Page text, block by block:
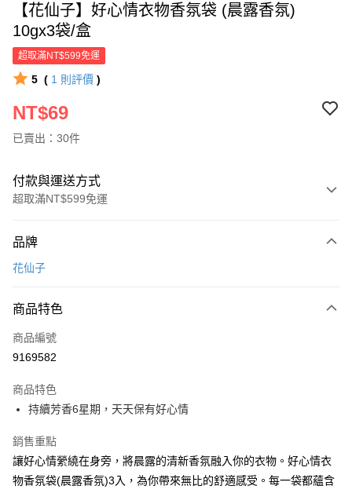
【花仙子】好心情衣物香氛袋 (晨露香氛)
10gx3袋/盒
超取滿NT$599免運
5 ( 1 則評價 )
NT$69
已賣出：30件
付款與運送方式
超取滿NT$599免運
信用卡一次付款
LINE Pay
Apple Pay
悠遊付
AFTEE先享後付
相關說明
品牌
花仙子
商品特色
商品編號
9169582
商品特色
持續芳香6星期，天天保有好心情
銷售重點
讓好心情縈繞在身旁，將晨露的清新香氛融入你的衣物。好心情衣
物香氛袋(晨露香氛)3入，為你帶來無比的舒適感受。每一袋都蘊含